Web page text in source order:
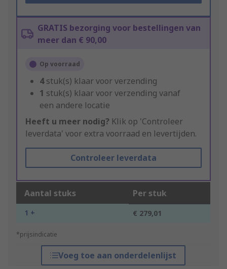
GRATIS bezorging voor bestellingen van
meer dan € 90,00
Op voorraad
4stuk(s) klaar voor verzending
1 stuk(s) klaar voor verzending vanaf
een andere locatie
Heeft u meer nodig? Klik op 'Controleer
leverdata' voor extra voorraad en levertijden.
Controleer leverdata
Aantal stuks Per stuk
1 + € 279,01
*prijsindicatie
Voeg toe aan onderdelenlijst